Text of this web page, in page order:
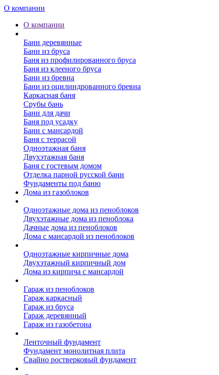
О компании
О компании
Бани деревянные
Бани из бруса
Баня из профилированного бруса
Баня из клееного бруса
Бани из бревна
Бани из оцилиндрованного бревна
Каркасная баня
Срубы бань
Бани для дачи
Баня под усадку
Бани с мансардой
Баня с террасой
Одноэтажная баня
Двухэтажная баня
Баня с гостевым домом
Отделка парной русской бани
Фундаменты под баню
Дома из газоблоков
Одноэтажные дома из пеноблоков
Двухэтажные дома из пеноблока
Дачные дома из пеноблоков
Дома с мансардой из пеноблоков
Одноэтажные кирпичные дома
Двухэтажный кирпичный дом
Дома из кирпича с мансардой
Гараж из пеноблоков
Гараж каркасный
Гараж из бруса
Гараж деревянный
Гараж из газобетона
Ленточный фундамент
Фундамент монолитная плита
Свайно ростверковый фундамент